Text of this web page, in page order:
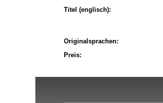
Titel (englisch):
Originalsprachen:
Preis: